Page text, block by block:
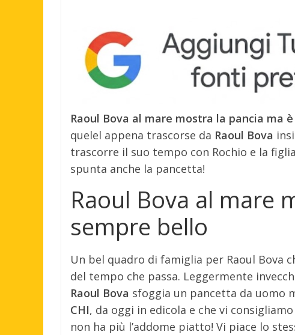
Raoul Bova al mare mostra la pancia ma
quelel appena trascorse da Raoul Bova
trascorre il suo tempo con Rochio e la
spunta anche la pancetta!
Raoul Bova al mare
sempre bello
Un bel quadro di famiglia per Raoul Bova
del tempo che passa. Leggermente
Raoul Bova sfoggia un pancetta da uomo
CHI, da oggi in edicola e che vi
non ha più l’addome piatto! Vi piace lo